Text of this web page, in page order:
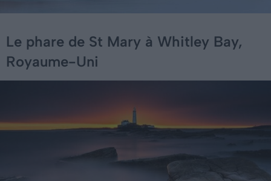
Le phare de St Mary à Whitley Bay,
Royaume-Uni